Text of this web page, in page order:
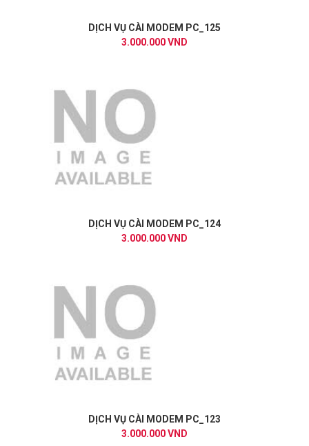
DỊCH VỤ CÀI MODEM PC_125
3.000.000 VND
DỊCH VỤ CÀI MODEM PC_124
3.000.000 VND
DỊCH VỤ CÀI MODEM PC_123
3.000.000 VND